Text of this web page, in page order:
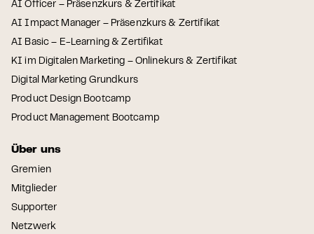
AI Officer – Präsenzkurs & Zertifikat
AI Impact Manager – Präsenzkurs & Zertifikat
AI Basic – E-Learning & Zertifikat
KI im Digitalen Marketing – Onlinekurs & Zertifikat
Digital Marketing Grundkurs
Product Design Bootcamp
Product Management Bootcamp
Über uns
Gremien
Mitglieder
Supporter
Netzwerk